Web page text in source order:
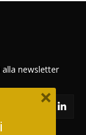
alla newsletter
×